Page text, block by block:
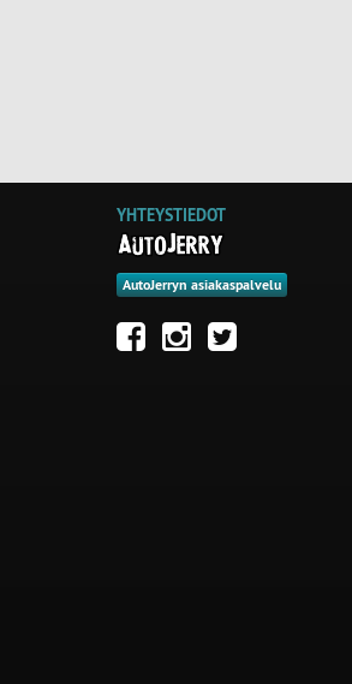
YHTEYSTIEDOT
AutoJerryn asiakaspalvelu